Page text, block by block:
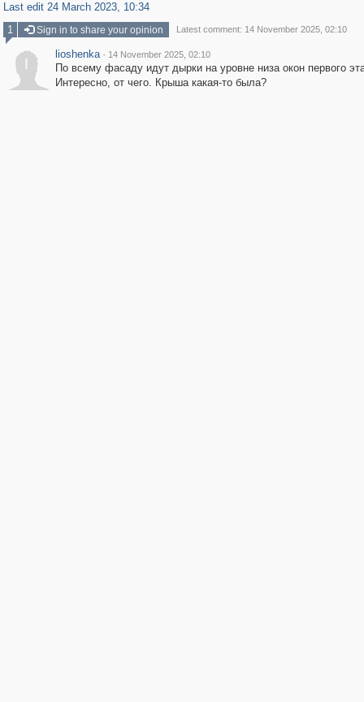
Last edit 24 March 2023, 10:34
1
Sign in to share your opinion Latest comment: 14 November 2025, 02:10
lioshenka · 14 November 2025, 02:10
По всему фасаду идут дырки на уровне низа окон первого
Интересно, от чего. Крыша какая-то была?